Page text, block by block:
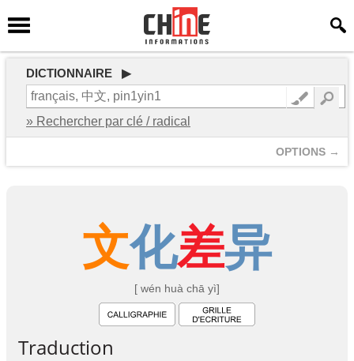
DICTIONNAIRE ▶
» Rechercher par clé / radical
OPTIONS →
文化差异
[ wén huà chā yì]
Traduction